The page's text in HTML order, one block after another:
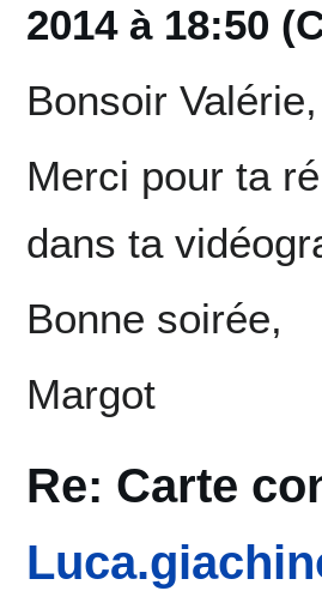
2014 à 18:50
Bonsoir Valérie,
Merci pour ta
dans ta
Bonne soirée,
Margot
Re: Carte